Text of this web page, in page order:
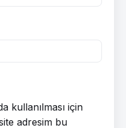
kullanılması için
adresim bu